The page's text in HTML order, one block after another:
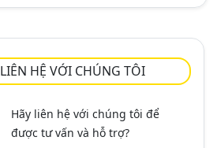
LIÊN HỆ VỚI CHÚNG TÔI
Hãy liên hệ với chúng tôi để
được tư vấn và hỗ trợ?